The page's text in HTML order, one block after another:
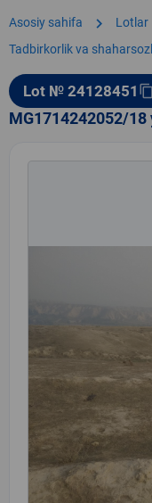
Asosiy sahifa chevron_right Lotlar
Tadbirkorlik va
Lot № 24128451 content_copy
MG1714242052/